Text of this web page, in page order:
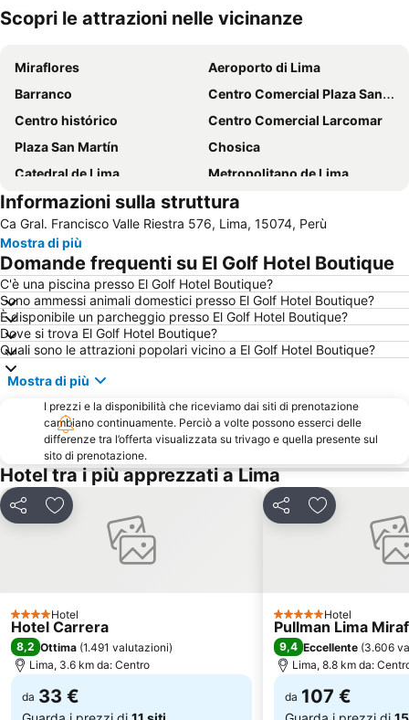
Espandi mappa
Scopri le attrazioni nelle vicinanze
Miraflores
Aeroporto di Lima
Barranco
Centro Comercial Plaza San Miguel
Centro histórico
Centro Comercial Larcomar
Plaza San Martín
Chosica
Catedral de Lima
Metropolitano de Lima
Museo de la Nación
Playa Punta Hermosa
Informazioni sulla struttura
Ca Gral. Francisco Valle Riestra 576, Lima, 15074, Perù
Mostra di più
Domande frequenti su El Golf Hotel Boutique
C'è una piscina presso El Golf Hotel Boutique?
Sono ammessi animali domestici presso El Golf Hotel Boutique?
È disponibile un parcheggio presso El Golf Hotel Boutique?
Dove si trova El Golf Hotel Boutique?
Quali sono le attrazioni popolari vicino a El Golf Hotel Boutique?
Mostra di più
I prezzi e la disponibilità che riceviamo dai siti di prenotazione
cambiano continuamente. Perciò a volte possono esserci delle
differenze tra l’offerta visualizzata su trivago e quella presente sul
sito di prenotazione.
Hotel tra i più apprezzati a Lima
CondividiAggiungi ai preferiti
4 StelleHotel
Hotel Carrera
8,2 Ottima (1.491 valutazioni)
Lima, 3.6 km da: Centro
da 33 €
CondividiAggiungi ai
5 Stelle Hotel
Pullman Lima
9,4 Eccellente (3.606
Lima, 8.8 km da:
da 107 €